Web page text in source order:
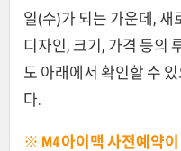
일(수)가 되는 가운데, 새
디자인, 크기, 가격 등의
도 아래에서 확인할 수
다.
※ M4 아이맥 사전예약